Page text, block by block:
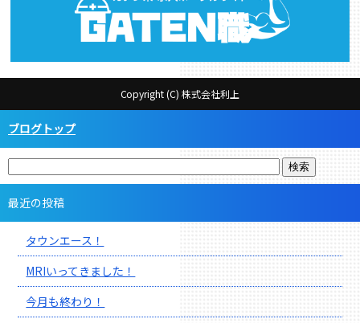
Copyright (C) 株式会社利上
ブログトップ
最近の投稿
タウンエース！
MRIいってきました！
今月も終わり！